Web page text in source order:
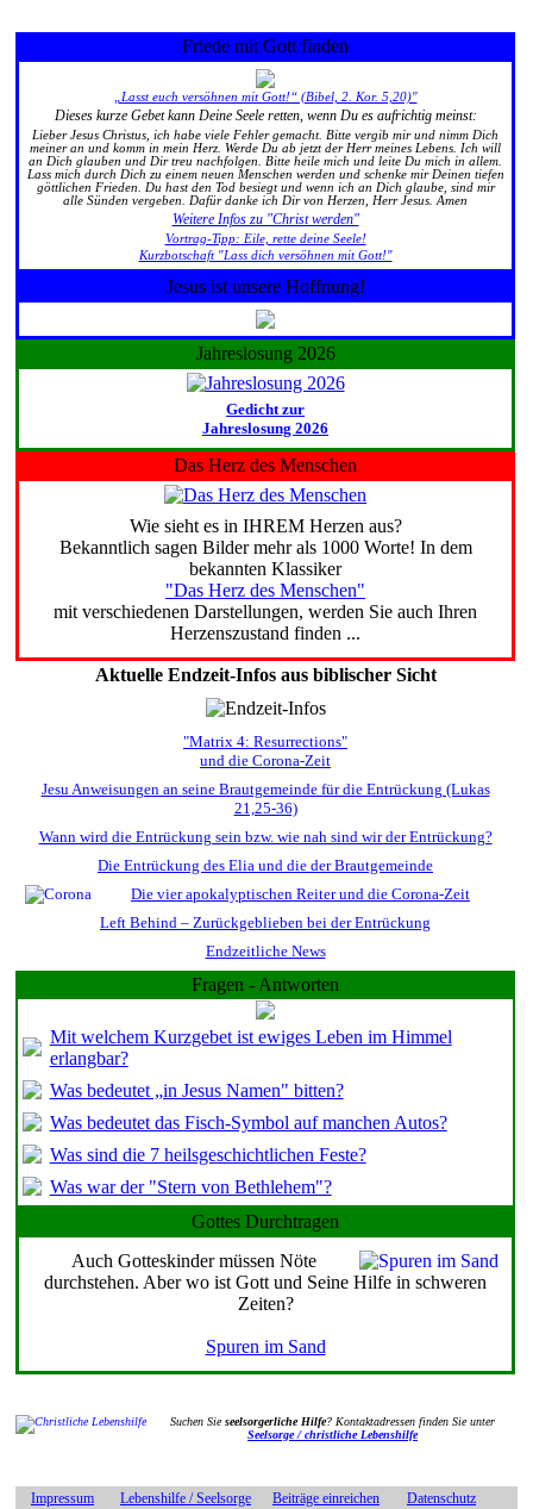
Friede mit Gott finden
„Lasst euch versöhnen mit Gott!“ (Bibel, 2. Kor. 5,20)"
Dieses kurze Gebet kann Deine Seele retten, wenn Du es aufrichtig meinst:
Lieber Jesus Christus, ich habe viele Fehler gemacht. Bitte vergib mir und nimm Dich
meiner an und komm in mein Herz. Werde Du ab jetzt der Herr meines Lebens. Ich will
an Dich glauben und Dir treu nachfolgen. Bitte heile mich und leite Du mich in allem.
Lass mich durch Dich zu einem neuen Menschen werden und schenke mir Deinen tiefen
göttlichen Frieden. Du hast den Tod besiegt und wenn ich an Dich glaube, sind mir
alle Sünden vergeben. Dafür danke ich Dir von Herzen, Herr Jesus. Amen
Weitere Infos zu "Christ werden"
Vortrag-Tipp: Eile, rette deine Seele!
Kurzbotschaft "Lass dich versöhnen mit Gott!"
Jesus ist unsere Hoffnung!
Jahreslosung 2026
Gedicht zur
Jahreslosung 2026
Das Herz des Menschen
Wie sieht es in IHREM Herzen aus?
Bekanntlich sagen Bilder mehr als 1000 Worte! In dem
bekannten Klassiker
"Das Herz des Menschen"
mit verschiedenen Darstellungen, werden Sie auch Ihren
Herzenszustand finden ...
Aktuelle Endzeit-Infos aus biblischer Sicht
"Matrix 4: Resurrections"
und die Corona-Zeit
Jesu Anweisungen an seine Brautgemeinde für die Entrückung (Lukas
21,25-36)
Wann wird die Entrückung sein bzw. wie nah sind wir der Entrückung?
Die Entrückung des Elia und die der Brautgemeinde
Die vier apokalyptischen Reiter und die Corona-Zeit
Left Behind – Zurückgeblieben bei der Entrückung
Endzeitliche News
Fragen - Antworten
Mit welchem Kurzgebet ist ewiges Leben im Himmel
erlangbar?
Was bedeutet „in Jesus Namen" bitten?
Was bedeutet das Fisch-Symbol auf manchen Autos?
Was sind die 7 heilsgeschichtlichen Feste?
Was war der "Stern von Bethlehem"?
Gottes Durchtragen
Auch Gotteskinder müssen Nöte
durchstehen. Aber wo ist Gott und Seine Hilfe in schweren
Zeiten?
Spuren im Sand
Suchen Sieseelsorgerliche Hilfe? Kontaktadressen finden Sie unter
Seelsorge / christliche Lebenshilfe
Impressum Lebenshilfe / Seelsorge Beiträge einreichen Datenschutz